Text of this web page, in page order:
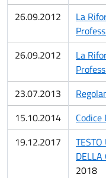
26.09.2012
La
26.09.2012
La
23.07.2013
15.10.2014
19.12.2017
TESTO
DELLA
2018